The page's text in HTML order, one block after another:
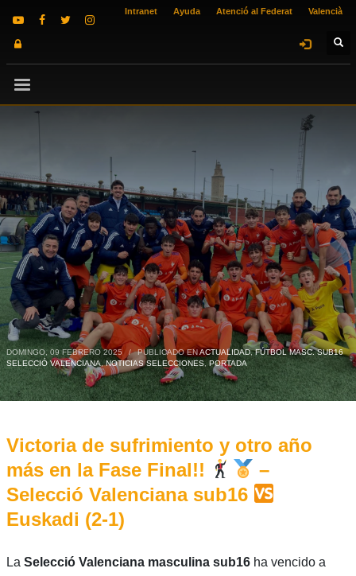
Intranet Ayuda Atenció al Federat Valencià
DOMINGO, 09 FEBRERO 2025 / PUBLICADO ENACTUALIDAD,FÚTBOL MASC. SUB16
SELECCIÓ VALENCIANA,NOTICIAS SELECCIONES,PORTADA
Victoria de sufrimiento y otro año
más en la Fase Final!!
–
Selecció Valenciana sub16
Euskadi (2-1)
La Selecció Valenciana masculina sub16ha vencido a